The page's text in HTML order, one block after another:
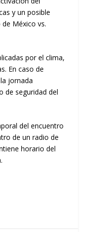
y un posible
México vs.
por el clima,
En caso de
jornada
de seguridad del
del encuentro
de un radio de
horario del